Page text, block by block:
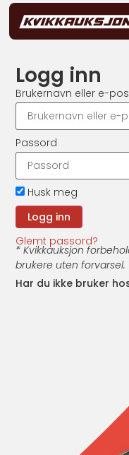
Logg inn
Brukernavn eller e-
Passord
Husk meg
Glemt passord?
* Kvikkauksjon
brukere uten forvarsel.
Har du ikke bruker